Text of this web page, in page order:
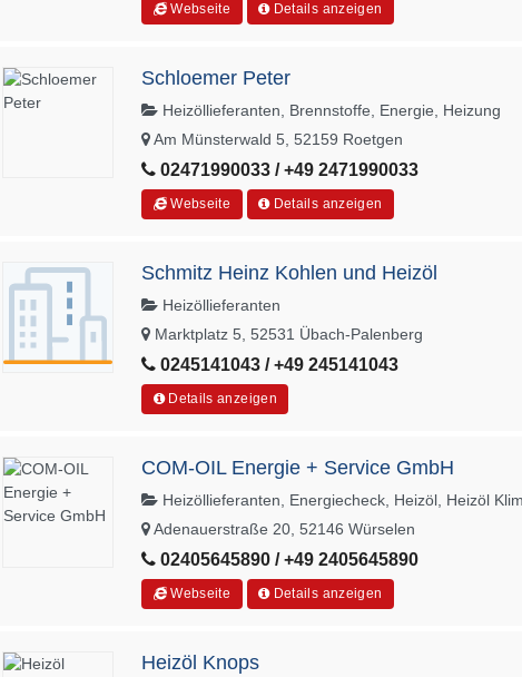
Webseite Details anzeigen
Schloemer Peter
Heizöllieferanten, Brennstoffe, Energie, Heizung
Am Münsterwald 5, 52159 Roetgen
02471990033 / +49 2471990033
Webseite Details anzeigen
Schmitz Heinz Kohlen und Heizöl
Heizöllieferanten
Marktplatz 5, 52531 Übach-Palenberg
0245141043 / +49 245141043
Details anzeigen
COM-OIL Energie + Service GmbH
Heizöllieferanten, Energiecheck, Heizöl, Heizöl
Adenauerstraße 20, 52146 Würselen
02405645890 / +49 2405645890
Webseite Details anzeigen
Heizöl Knops